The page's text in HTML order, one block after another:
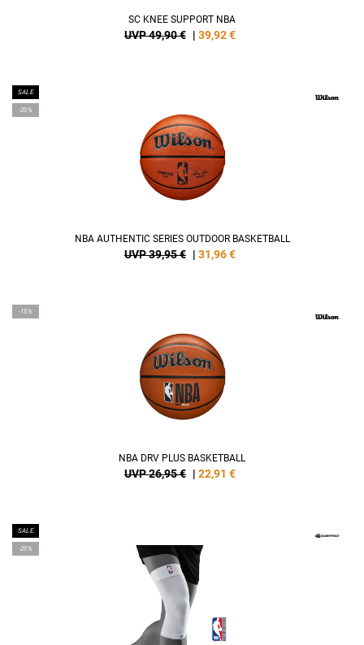
SC KNEE SUPPORT NBA
UVP 49,90 € | 39,92€
SALE
-20%
NBA AUTHENTIC SERIES OUTDOOR BASKETBALL
UVP 39,95 € | 31,96€
-15%
NBA DRV PLUS BASKETBALL
UVP 26,95 € | 22,91 €
SALE
-20%